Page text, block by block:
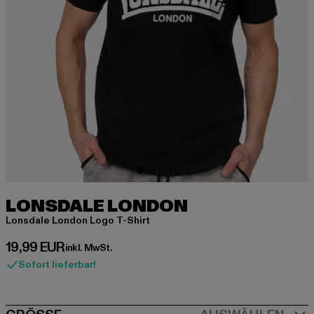
LONSDALE LONDON
Lonsdale London Logo T-Shirt
19,99 EUR
Derzeitiger Preis: 19,99 EUR
inkl. MwSt.
Sofort lieferbar!